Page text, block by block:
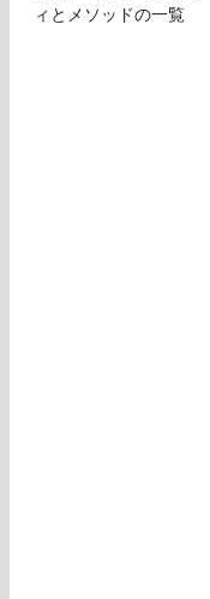
ィとメソッドの一覧